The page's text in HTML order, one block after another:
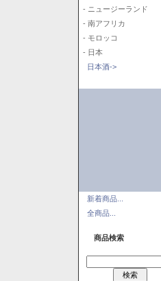
- ニュージーランド
- 南アフリカ
- モロッコ
- 日本
日本酒->
新着商品...
全商品...
商品検索